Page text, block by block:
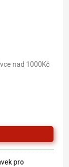
nad 1000Kč
pro